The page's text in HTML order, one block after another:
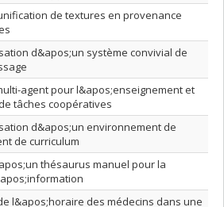
de textures en provenance
d&apos;un système convivial de
agent pour l&apos;enseignement et
tâches coopératives
d&apos;un environnement de
de curriculum
thésaurus manuel pour la
l&apos;horaire des médecins dans une